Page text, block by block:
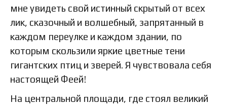
мне увидеть свой истинный скрытый от всех
лик, сказочный и волшебный, запрятанный в
каждом переулке и каждом здании, по
которым скользили яркие цветные тени
гигантских птиц и зверей. Я чувствовала себя
настоящей Феей!
На центральной площади, где стоял великий